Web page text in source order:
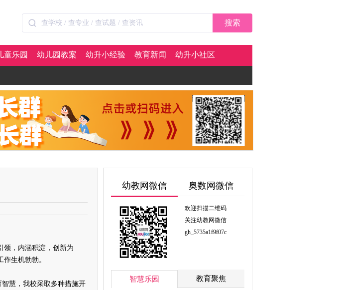
搜索
童乐园 幼儿园教案 幼升小经验 教育新闻 幼升小社区
，内涵积淀，创新为
生机勃勃。
慧，我校采取多种措施开
幼教网微信 奥数网微信
欢迎扫描二维码
关注幼教网微信
gh_5735a1f9f07c
智慧乐园 教育聚焦